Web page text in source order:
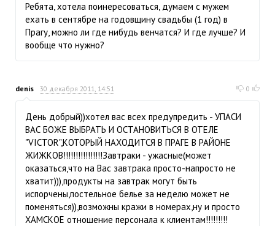
Ребята, хотела поинересоваться, думаем с мужем
ехать в сентябре на годовщину свадьбы (1 год) в
Прагу, можно ли где нибудь венчатся? И где лучше? И
вообще что нужно?
denis 30 декабря 2011, 14:51 0
День добрый))хотел вас всех предупредить - УПАСИ
ВАС БОЖЕ ВЫБРАТЬ И ОСТАНОВИТЬСЯ В ОТЕЛЕ
"VICTOR",КОТОРЫЙ НАХОДИТСЯ В ПРАГЕ В РАЙОНЕ
ЖИЖКОВ!!!!!!!!!!!!!!!!Завтраки - ужасные(может
оказаться,что на Вас завтрака просто-напросто не
хватит))),продукты на завтрак могут быть
испорчены,постельное белье за неделю может не
поменяться)),возможны кражи в номерах,ну и просто
ХАМСКОЕ отношение персонала к клиентам!!!!!!!!!